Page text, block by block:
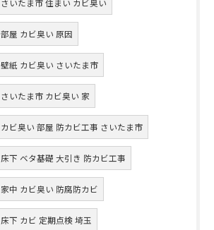
さいたま市 住まい カビ臭い
部屋 カビ臭い 原因
壁紙 カビ臭い さいたま市
さいたま市 カビ臭い 家
カビ臭い 部屋 防カビ工事 さいたま市
床下 ベタ基礎 大引き 防カビ工事
家中 カビ臭い 防腐防カビ
床下 カビ 定期点検 埼玉